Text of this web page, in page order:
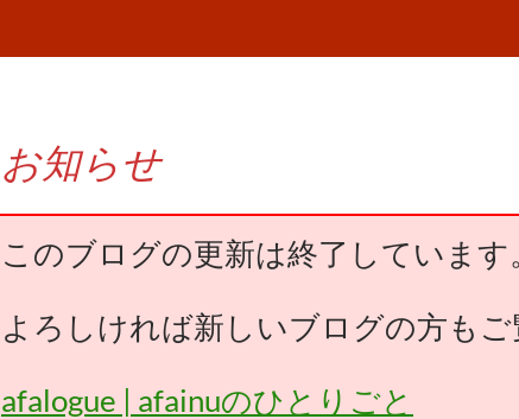
お知らせ
このブログの更新は終了しています
よろしければ新しいブログの方もご
afalogue | afainuのひとりごと